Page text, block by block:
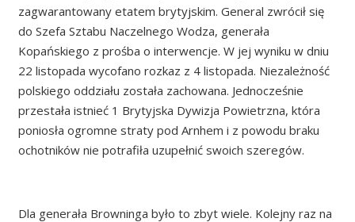
zagwarantowany etatem brytyjskim. General zwrócił się
do Szefa Sztabu Naczelnego Wodza, generała
Kopańskiego z prośba o interwencje. W jej wyniku w dniu
22 listopada wycofano rozkaz z 4 listopada. Niezależność
polskiego oddziału została zachowana. Jednocześnie
przestała istnieć 1 Brytyjska Dywizja Powietrzna, która
poniosła ogromne straty pod Arnhem i z powodu braku
ochotników nie potrafiła uzupełnić swoich szeregów.
Dla generała Browninga było to zbyt wiele. Kolejny raz na